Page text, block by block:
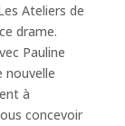
Ateliers de
drame.
Pauline
nouvelle
à
concevoir